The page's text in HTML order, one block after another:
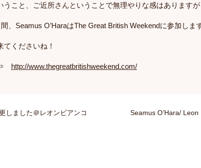
うこと、ご近所さんということで無理やりな感はありますが
、Seamus O’HaraはThe Great British Weekendに参加します
てくださいね！
⇒ http://www.thegreatbritishweekend.com/
しました＠レオンビアンコ Seamus O’Hara/